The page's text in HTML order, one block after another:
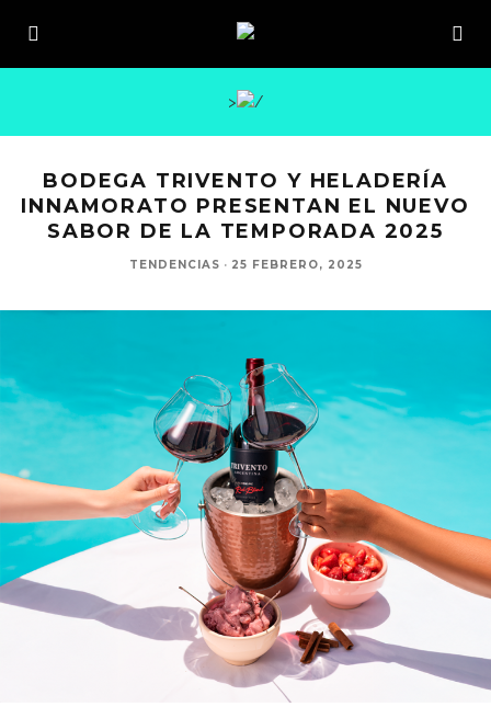
>
BODEGA TRIVENTO Y HELADERÍA
INNAMORATO PRESENTAN EL NUEVO
SABOR DE LA TEMPORADA 2025
TENDENCIAS · 25 FEBRERO, 2025